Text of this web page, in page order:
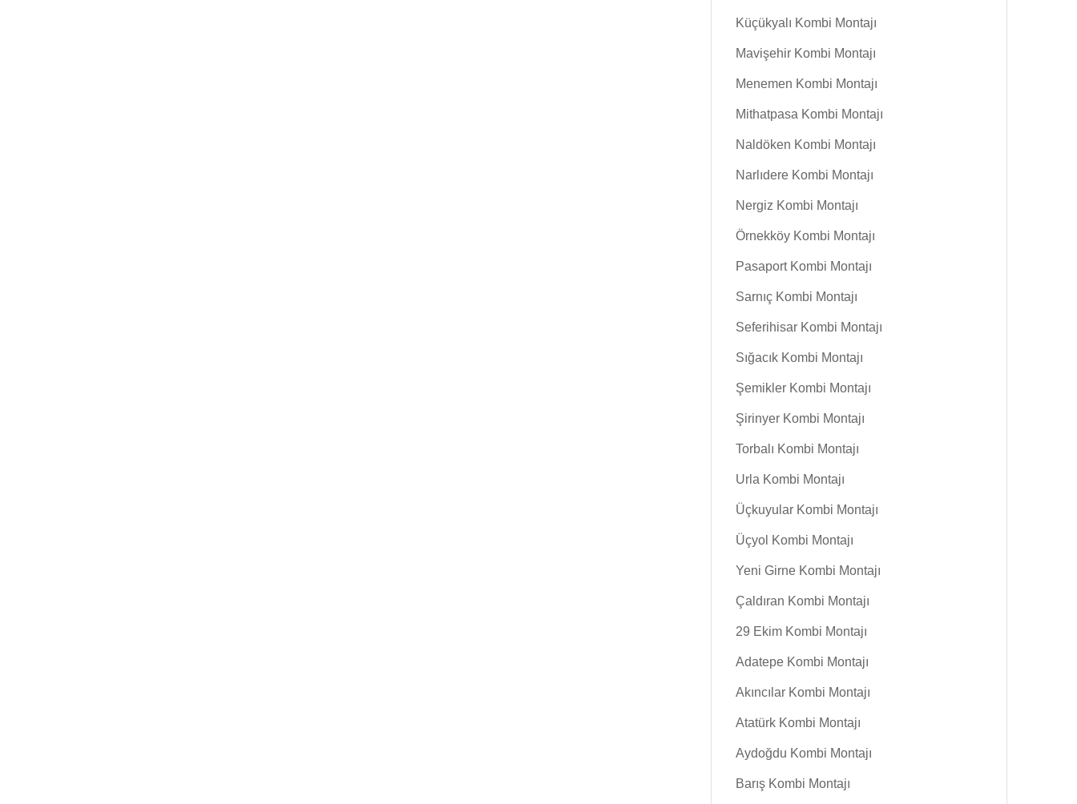
Küçükyalı Kombi Montajı
Mavişehir Kombi Montajı
Menemen Kombi Montajı
Mithatpasa Kombi Montajı
Naldöken Kombi Montajı
Narlıdere Kombi Montajı
Nergiz Kombi Montajı
Örnekköy Kombi Montajı
Pasaport Kombi Montajı
Sarnıç Kombi Montajı
Seferihisar Kombi Montajı
Sığacık Kombi Montajı
Şemikler Kombi Montajı
Şirinyer Kombi Montajı
Torbalı Kombi Montajı
Urla Kombi Montajı
Üçkuyular Kombi Montajı
Üçyol Kombi Montajı
Yeni Girne Kombi Montajı
Çaldıran Kombi Montajı
29 Ekim Kombi Montajı
Adatepe Kombi Montajı
Akıncılar Kombi Montajı
Atatürk Kombi Montajı
Aydoğdu Kombi Montajı
Barış Kombi Montajı